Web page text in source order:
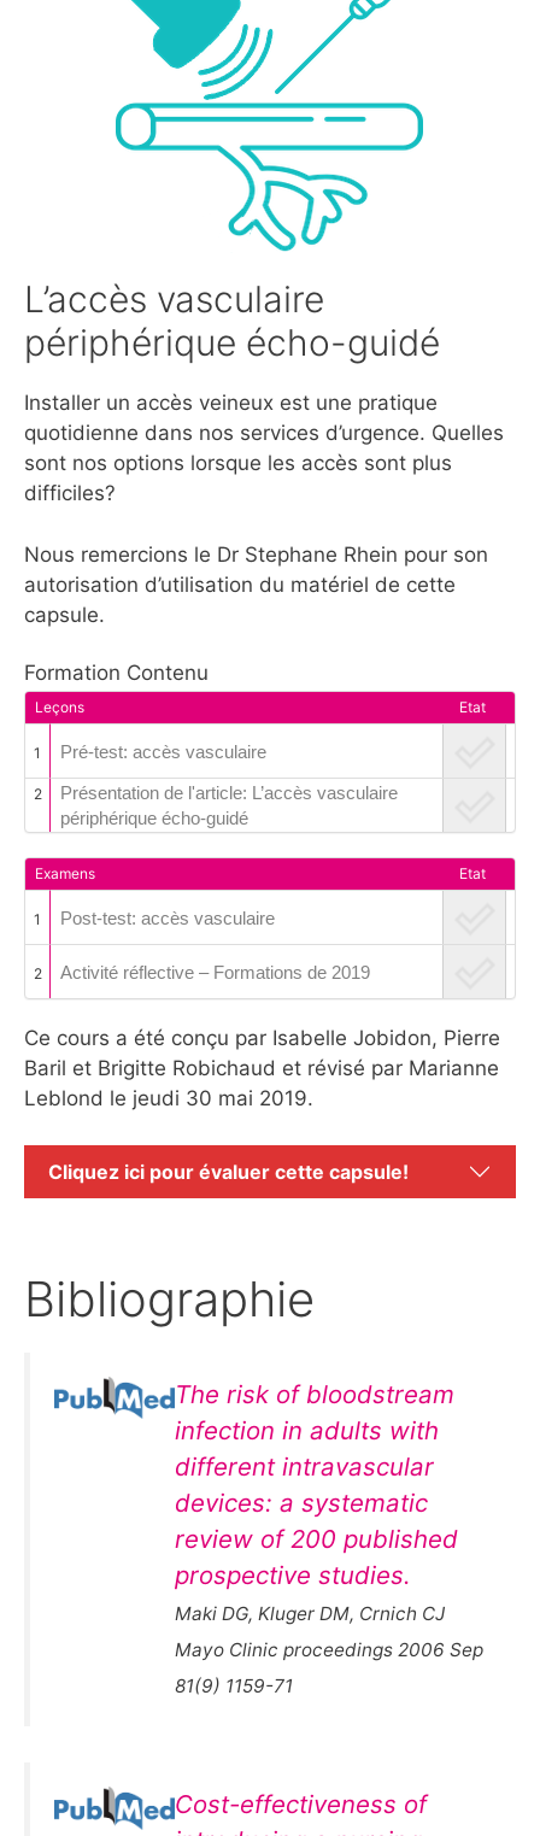
L’accès vasculaire
périphérique écho-guidé
Installer un accès veineux est une pratique
quotidienne dans nos services d’urgence. Quelles
sont nos options lorsque les accès sont plus
difficiles?
Nous remercions le Dr Stephane Rhein pour son
autorisation d’utilisation du matériel de cette
capsule.
Formation Contenu
Leçons Etat
1 Pré-test: accès vasculaire
2
Présentation de l'article: L’accès vasculaire
périphérique écho-guidé
Examens Etat
1 Post-test: accès vasculaire
2 Activité réflective – Formations de 2019
Ce cours a été conçu par Isabelle Jobidon, Pierre
Baril et Brigitte Robichaud et révisé par Marianne
Leblond le jeudi 30 mai 2019.
Cliquez ici pour évaluer cette capsule!
Bibliographie
The risk of bloodstream
infection in adults with
different intravascular
devices: a systematic
review of 200 published
prospective studies.
Maki DG, Kluger DM, Crnich CJ
Mayo Clinic proceedings 2006 Sep
81(9) 1159-71
Cost-effectiveness of